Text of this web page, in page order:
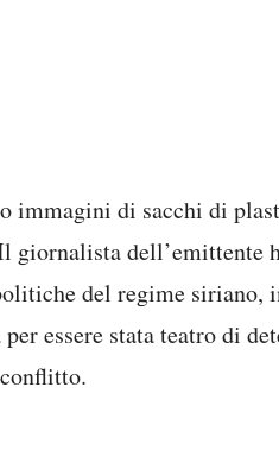
immagini di sacchi di
giornalista dell’emittente
del regime siriano,
essere stata teatro di